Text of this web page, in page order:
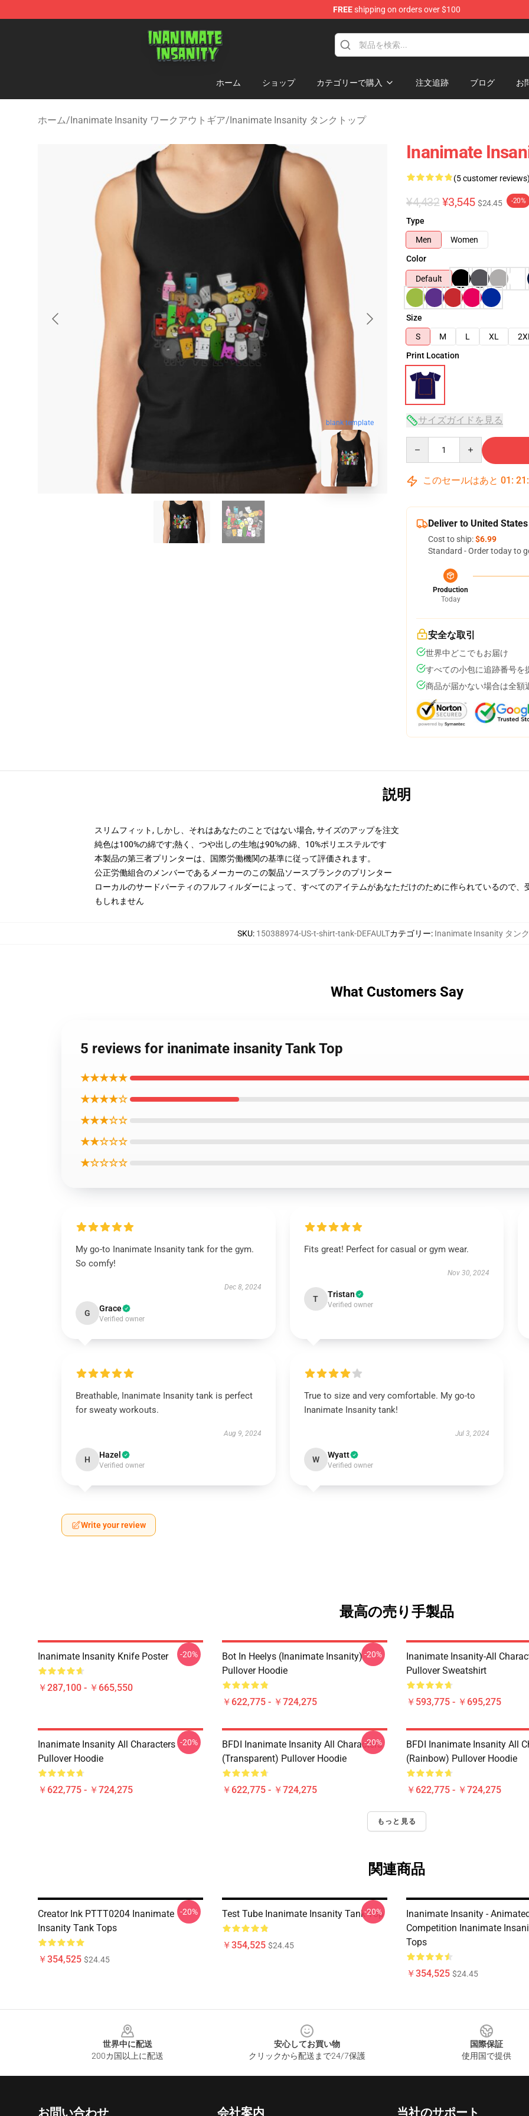
FREEshipping on orders over $100
Inanimate Insanity Store - Official Inanimate Insanity Merchandise Shop
ホーム ショップ カテゴリーで購入 注文追跡 ブログ お
ホーム/Inanimate Insanity ワークアウトギア/Inanimate Insanity タンクトップ
blank template
Inanimate
(5 customer reviews)
¥4,432 ¥3,545 $24.45 -20%
Type
Men
Women
Color
Default
Size
S
M L XL 2XL
Print Location
サイズガイドを見る
このセールはあと 01 : 21 :
Deliver to United States
Cost to ship:$6.99
Standard - Order today to
Production
Today
安全な取引
世界中どこでもお届け
すべての小包に追跡番号を
商品が届かない場合は全額
説明
スリムフィット, しかし、それはあなたのことではない場合, サイズのアップを注文
純色は100%の綿です;熱く、つや出しの生地は90%の綿、10%ポリエステルです
本製品の第三者プリンターは、国際労働機関の基準に従って評価されます。
公正労働組合のメンバーであるメーカーのこの製品ソースブランクのプリンター
ローカルのサードパーティのフルフィルダーによって、すべてのアイテムがあなただけのために作られているので
もしれません
SKU: 150388974-US-t-shirt-tank-DEFAULTカテゴリー: Inanimate Insanity タン
What Customers Say
5 reviews for inanimate insanity Tank Top
★★★★★
★★★★☆
★★★☆☆
★★☆☆☆
★☆☆☆☆
My go-to Inanimate Insanity tank for the gym.
So comfy!
Dec 8, 2024
G Grace
Verified owner
Fits great! Perfect for casual or gym wear.
Nov 30, 2024
T Tristan
Verified owner
Breathable, Inanimate Insanity tank is perfect
for sweaty workouts.
Aug 9, 2024
H Hazel
Verified owner
True to size and very comfortable. My go-to
Inanimate Insanity tank!
Jul 3, 2024
W Wyatt
Verified owner
Write your review
最高の売り手製品
Inanimate Insanity Knife Poster
￥287,100 - ￥665,550
-20%
Bot In Heelys (Inanimate Insanity)
Pullover Hoodie
￥622,775 - ￥724,275
-20%
Inanimate Insanity-All
Pullover Sweatshirt
￥593,775 - ￥695,275
Inanimate Insanity All Characters
Pullover Hoodie
￥622,775 - ￥724,275
-20%
BFDI Inanimate Insanity All Characters
(Transparent) Pullover Hoodie
￥622,775 - ￥724,275
-20%
BFDI Inanimate Insanity All
(Rainbow) Pullover Hoodie
￥622,775 - ￥724,275
もっと見る
関連商品
Creator Ink PTTT0204 Inanimate
Insanity Tank Tops
￥354,525 $24.45
-20% Test Tube Inanimate Insanity Tank Top
￥354,525 $24.45
-20%
Inanimate Insanity -
Competition Inanimate
Tops
￥354,525 $24.45
世界中に配送
200カ国以上に配送
安心してお買い物
クリックから配送まで24/7保護
国際保証
使用国で提供
お問い合わせ 会社案内 当社のサポート